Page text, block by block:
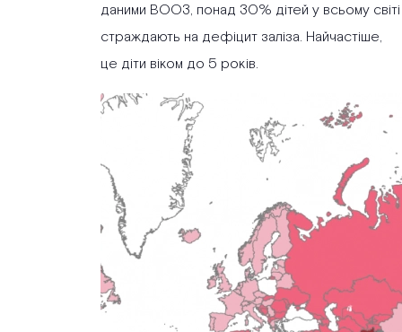
даними ВООЗ, понад 30% дітей у всьому світі
страждають на дефіцит заліза. Найчастіше,
це діти віком до 5 років.